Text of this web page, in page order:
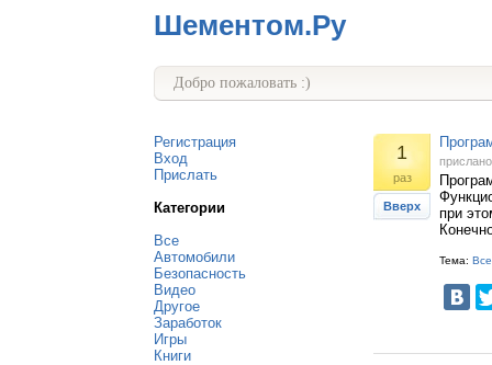
Шементом.Ру
Добро пожаловать :)
Регистрация
Вход
Прислать
Категории
Все
Автомобили
Безопасность
Видео
Другое
Заработок
Игры
Книги
1
раз
Вверх
при
Тема: Все